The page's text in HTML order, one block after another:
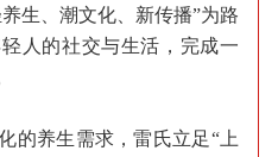
生、潮文化、新传播”为路
人的社交与生活，完成一
的养生需求，雷氏立足“上